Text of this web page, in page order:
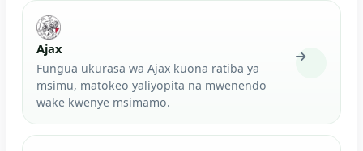
Ajax
Fungua ukurasa wa Ajax kuona ratiba ya
msimu, matokeo yaliyopita na mwenendo
wake kwenye msimamo.